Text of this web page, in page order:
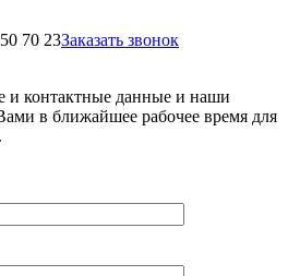
70 23Заказать звонок
и контактные данные и наши
в ближайшее рабочее время для